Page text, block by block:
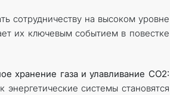
сотрудничеству на высоком уровне
их ключевым событием в повестке
хранение газа и улавливание CO2:
энергетические системы становятся